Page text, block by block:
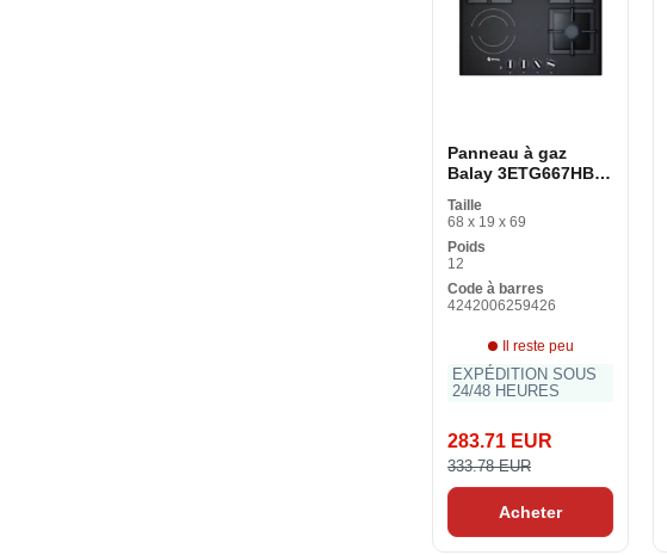
Panneau à gaz
Balay 3ETG667HB
Taille
68 x 19 x 69
Poids
12
Code à barres
4242006259426
Il reste peu
EXPÉDITION SOUS
24/48 HEURES
283.71 EUR
333.78 EUR
Acheter